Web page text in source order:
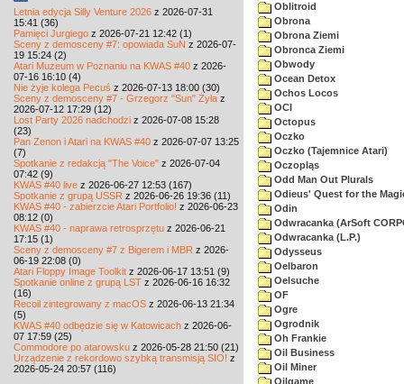
Letnia edycja Silly Venture 2026 z 2026-07-31
15:41 (36)
Pamięci Jurgiego z 2026-07-21 12:42 (1)
Sceny z demosceny #7: opowiada SuN z 2026-07-
19 15:24 (2)
Atari Muzeum w Poznaniu na KWAS #40 z 2026-
07-16 16:10 (4)
Nie żyje kolega Pecuś z 2026-07-13 18:00 (30)
Sceny z demosceny #7 - Grzegorz "Sun" Żyła z
2026-07-12 17:29 (12)
Lost Party 2026 nadchodzi z 2026-07-08 15:28
(23)
Pan Zenon i Atari na KWAS #40 z 2026-07-07 13:25
(7)
Spotkanie z redakcją "The Voice" z 2026-07-04
07:42 (9)
KWAS #40 live z 2026-06-27 12:53 (167)
Spotkanie z grupą USSR z 2026-06-26 19:36 (11)
KWAS #40 - zabierzcie Atari Portfolio! z 2026-06-23
08:12 (0)
KWAS #40 - naprawa retrosprzętu z 2026-06-21
17:15 (1)
Sceny z demosceny #7 z Bigerem i MBR z 2026-
06-19 22:08 (0)
Atari Floppy Image Toolkit z 2026-06-17 13:51 (9)
Spotkanie online z grupą LST z 2026-06-16 16:32
(16)
Recoil zintegrowany z macOS z 2026-06-13 21:34
(5)
KWAS #40 odbędzie się w Katowicach z 2026-06-
07 17:59 (25)
Commodore po atarowsku z 2026-05-28 21:50 (21)
Urządzenie z rekordowo szybką transmisją SIO! z
2026-05-24 20:57 (116)
Oblitroid
Obrona
Obrona Ziemi
Obronca Ziemi
Obwody
Ocean Detox
Ochos Locos
OCI
Octopus
Oczko
Oczko (Tajemnice Atari)
Oczopląs
Odd Man Out Plurals
Odieus' Quest for the
Odin
Odwracanka (ArSoft
Odwracanka (L.P.)
Odysseus
Oelbaron
Oelsuche
OF
Ogre
Ogrodnik
Oh Frankie
Oil Business
Oil Miner
Oilgame